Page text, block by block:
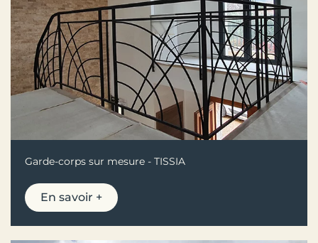
Garde-corps sur mesure - TISSIA
En savoir +